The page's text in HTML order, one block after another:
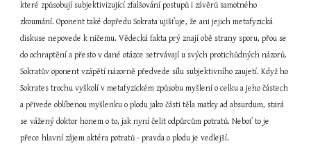
které způsobují subjektivizující zfalšování postupů i závěrů samotného
zkoumání. Oponent také dopředu Sokrata ujišťuje, že ani jejich metafyzická
diskuse nepovede k ničemu. Vědecká fakta prý znají obě strany sporu, přou se
do ochraptění a přesto v dané otázce setrvávají u svých protichůdných názorů.
Sokratův oponent vzápětí názorně předvede sílu subjektivního zaujetí. Když ho
Sokrates trochu vyškolí v metafyzickém způsobu myšlení o celku a jeho částech
a přivede oblíbenou myšlenku o plodu jako části těla matky ad absurdum, stará
se vážený doktor honem o to, jak nyní čelit odpůrcům potratů. Neboť to je
přece hlavní zájem aktéra potratů - pravda o plodu je vedlejší.